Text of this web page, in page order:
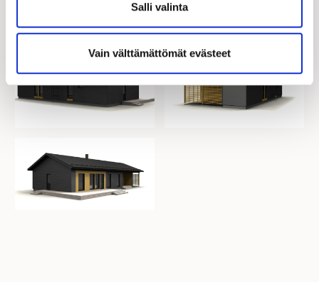
Salli valinta
Vain välttämättömät evästeet